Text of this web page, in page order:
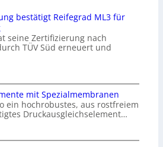
bestätigt Reifegrad ML3 für
seine Zertifizierung nach
TÜV Süd erneuert und
mit Spezialmembranen
ein hochrobustes, aus rostfreiem
Druckausgleichselement…